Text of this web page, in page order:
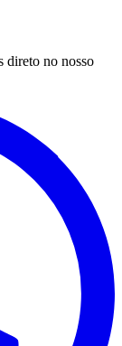
direto no nosso